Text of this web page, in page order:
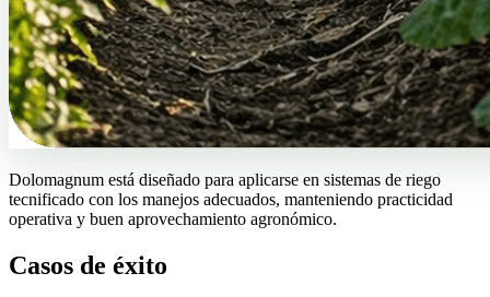
Dolomagnum está diseñado para aplicarse en sistemas de riego
tecnificado con los manejos adecuados, manteniendo practicidad
operativa y buen aprovechamiento agronómico.
Casos de éxito